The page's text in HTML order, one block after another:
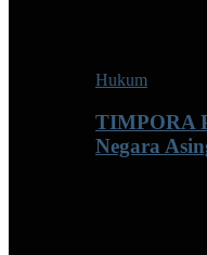
Hukum
TIMPORA
Negara